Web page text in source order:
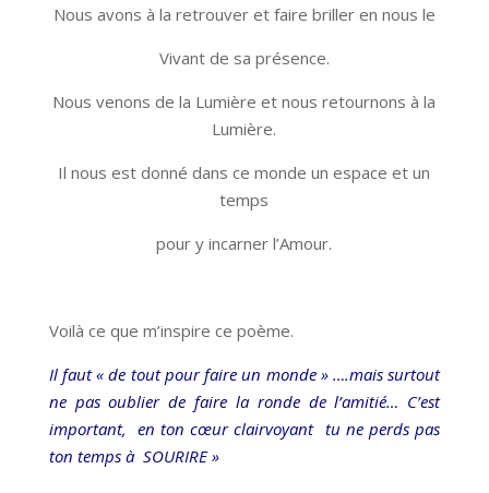
Nous avons à la retrouver et faire briller en nous le
Vivant de sa présence.
Nous venons de la Lumière et nous retournons à la
Lumière.
Il nous est donné dans ce monde un espace et un
temps
pour y incarner l’Amour.
Voilà ce que m’inspire ce poème.
Il faut « de tout pour faire un monde » ….mais surtout
ne pas oublier de faire la ronde de l’amitié… C’est
important, en ton cœur clairvoyant tu ne perds pas
ton temps à SOURIRE »